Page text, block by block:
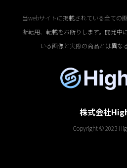
当webサイトに掲載されている全ての
断転用、転載をお断りします。開発中
いる画像と実際の商品とは異な
株式会社
Copyright © 2023